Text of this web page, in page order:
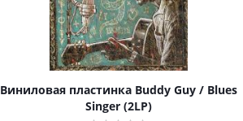
Виниловая пластинка Buddy Guy / Blues
Singer (2LP)